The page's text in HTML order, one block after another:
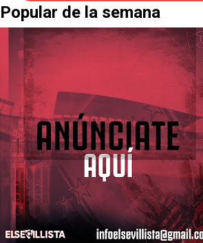
Popular de la semana